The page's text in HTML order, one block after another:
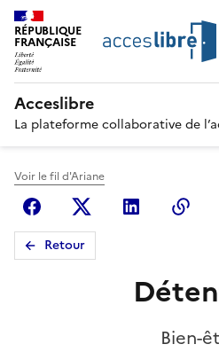
RÉPUBLIQUE
FRANÇAISE
Acceslibre
La plateforme collaborative de
Voir le fil d'Ariane
FacebookX (anciennement
Linkedin
Retour
Bien-